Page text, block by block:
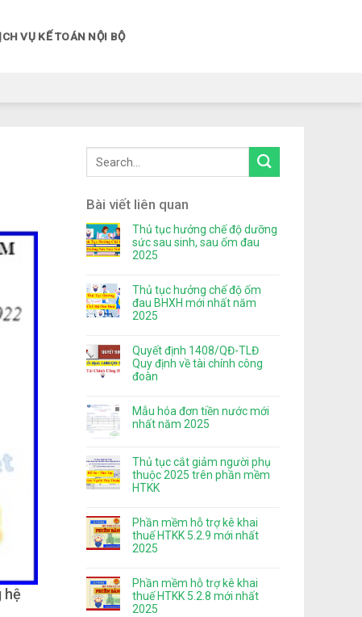
VỤ KẾ TOÁN NỘI BỘ
hệ
Bài viết liên quan
Thủ tục hưởng chế độ dưỡng
sức sau sinh, sau ốm đau
2025
Thủ tục hưởng chế độ ốm
đau BHXH mới nhất năm
2025
Quyết định 1408/QĐ-TLĐ
Quy định về tài chính công
đoàn
Mẫu hóa đơn tiền nước mới
nhất năm 2025
Thủ tục cắt giảm người phụ
thuộc 2025 trên phần mềm
HTKK
Phần mềm hỗ trợ kê khai
thuế HTKK 5.2.9 mới nhất
2025
Phần mềm hỗ trợ kê khai
thuế HTKK 5.2.8 mới nhất
2025